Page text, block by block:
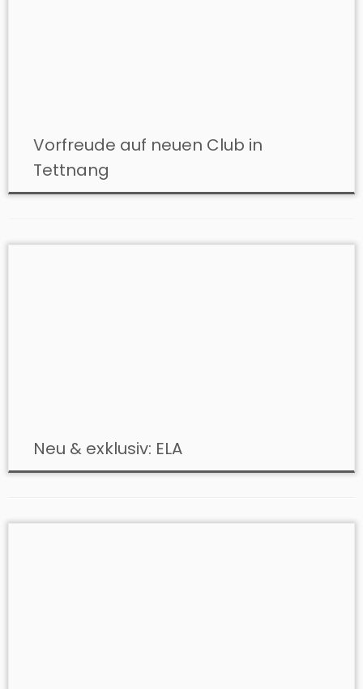
Vorfreude auf neuen Club in
Tettnang
Neu & exklusiv: ELA